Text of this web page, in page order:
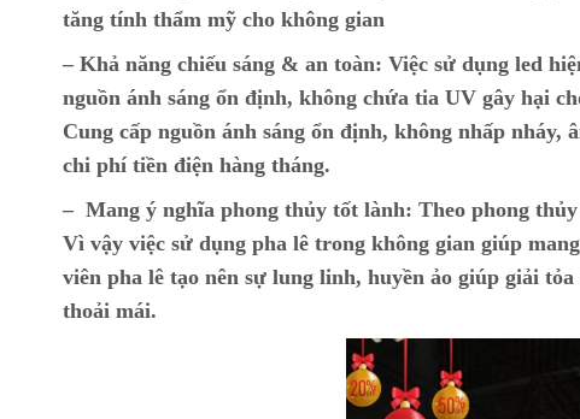
tăng tính thẩm mỹ cho không gian
– Khả năng chiếu sáng & an toàn: Việc sử dụng led
nguồn ánh sáng ổn định, không chứa tia UV gây hại
Cung cấp nguồn ánh sáng ổn định, không nhấp
chi phí tiền điện hàng tháng.
– Mang ý nghĩa phong thủy tốt lành: Theo phong
Vì vậy việc sử dụng pha lê trong không gian giúp
viên pha lê tạo nên sự lung linh, huyền ảo giúp giải
thoải mái.